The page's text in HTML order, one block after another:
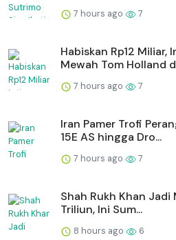
7 hours ago 7
Habiskan Rp12 Miliar,
Mewah Tom Holland
7 hours ago 7
Iran Pamer Trofi
15E AS hingga Dro...
7 hours ago 7
Shah Rukh Khan Jadi
Triliun, Ini Sum...
8 hours ago 6